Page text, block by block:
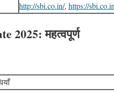
http://sbi.co.in/, https://
2025: महत्वपूर्ण